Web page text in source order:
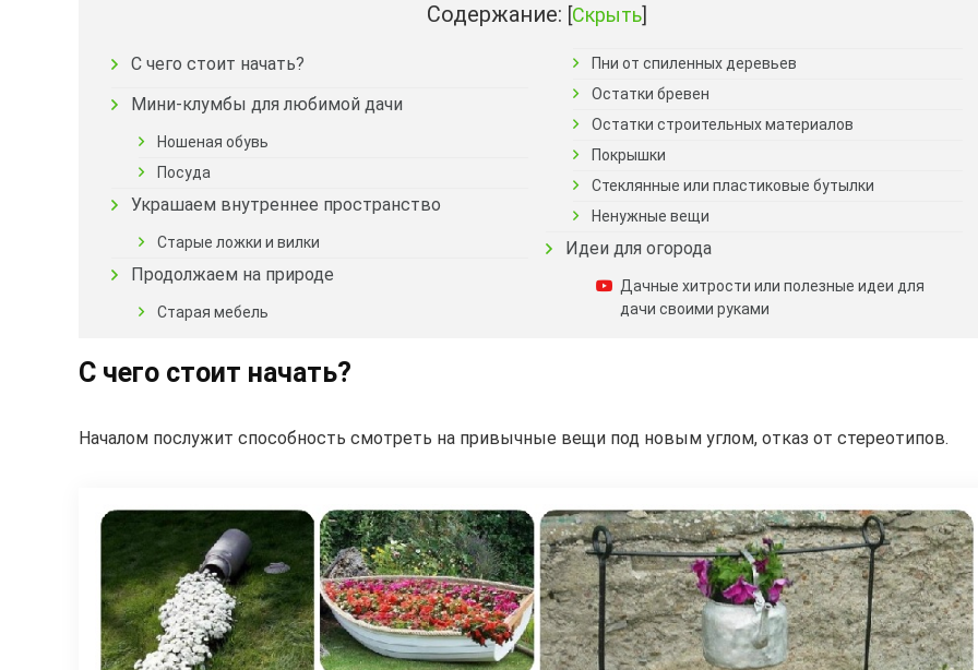
Содержание: [Скрыть]
С чего стоит начать?
Мини-клумбы для любимой дачи
Ношеная обувь
Посуда
Украшаем внутреннее пространство
Старые ложки и вилки
Продолжаем на природе
Старая мебель
Пни от спиленных деревьев
Остатки бревен
Остатки строительных материалов
Покрышки
Стеклянные или пластиковые бутылки
Ненужные вещи
Идеи для огорода
Дачные хитрости или полезные идеи для
дачи своими руками
С чего стоит начать?
Началом послужит способность смотреть на привычные вещи под новым углом, отказ от стереотипов.